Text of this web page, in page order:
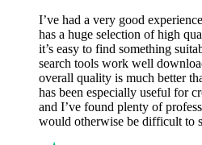
I’ve had a very good
has a huge selection of high
it’s easy to find something
search tools work well
overall quality is much better
has been especially useful for
and I’ve found plenty of
would otherwise be difficult to